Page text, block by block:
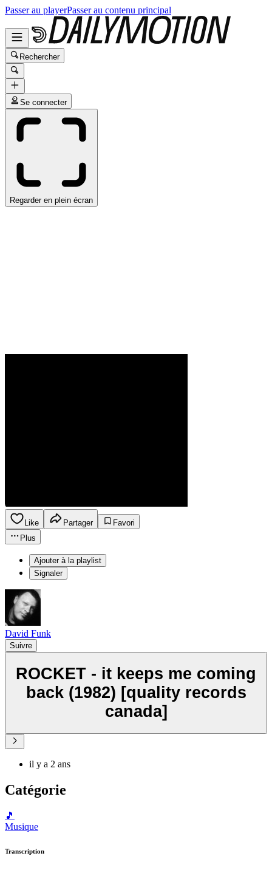
Passer au playerPasser au contenu principal
Rechercher
Se connecter
Regarder en plein écran
Like Partager
Favori
Plus
Ajouter à la playlist
Signaler
David Funk
Suivre
ROCKET - it keeps me coming
back (1982) [quality records
canada]
il y a 2 ans
Catégorie
🎵
Musique
Transcription